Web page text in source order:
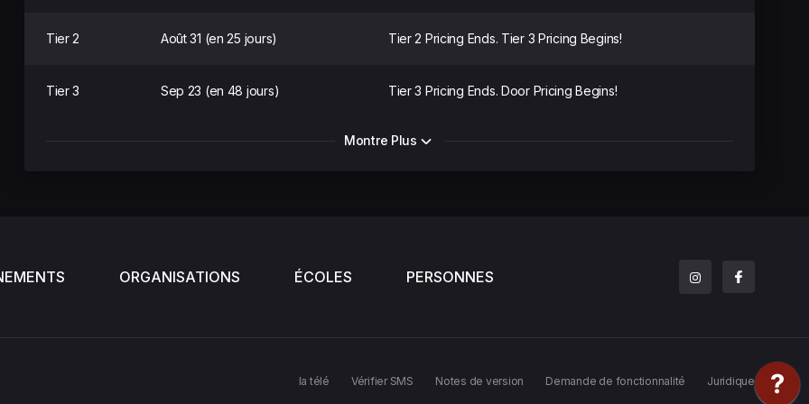
Tier 2 Août 31 (en 25 jours) Tier 2 Pricing Ends. Tier 3 Pricing Begins!
Tier 3 Sep 23 (en 48 jours) Tier 3 Pricing Ends. Door Pricing Begins!
Montre Plus
ORGANISATIONS ÉCOLES PERSONNES
la télé Vérifier SMS Notes de version Demande de fonctionnalité Juridique